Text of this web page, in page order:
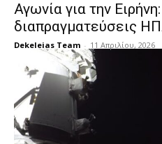
Αγωνία για την
διαπραγματεύσεις
Dekeleias Team - 11 Απριλίου, 2026